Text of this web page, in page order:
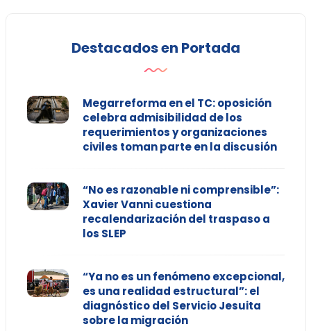
Destacados en Portada
Megarreforma en el TC: oposición
celebra admisibilidad de los
requerimientos y organizaciones
civiles toman parte en la discusión
“No es razonable ni comprensible”:
Xavier Vanni cuestiona
recalendarización del traspaso a
los SLEP
“Ya no es un fenómeno excepcional,
es una realidad estructural”: el
diagnóstico del Servicio Jesuita
sobre la migración